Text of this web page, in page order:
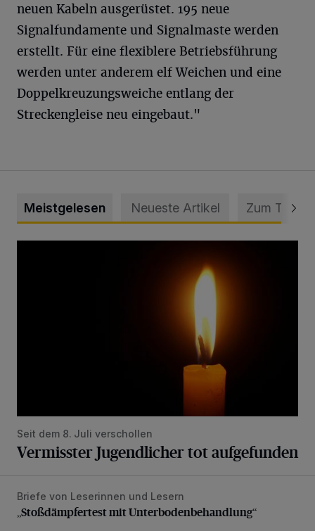
neuen Kabeln ausgerüstet. 195 neue
Signalfundamente und Signalmaste werden
erstellt. Für eine flexiblere Betriebsführung
werden unter anderem elf Weichen und eine
Doppelkreuzungsweiche entlang der
Streckengleise neu eingebaut."
Meistgelesen Neueste Artikel Zum Thema
Seit dem 8. Juli verschollen
Vermisster Jugendlicher tot aufgefunden
„Stoßdämpfertest mit Unterbodenbehandlung“
Briefe von Leserinnen und Lesern
„Stoßdämpfertest mit Unterbodenbehandlung“